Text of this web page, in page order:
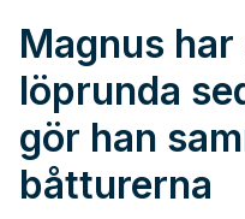
Magnus
löprunda
gör han
båtturerna